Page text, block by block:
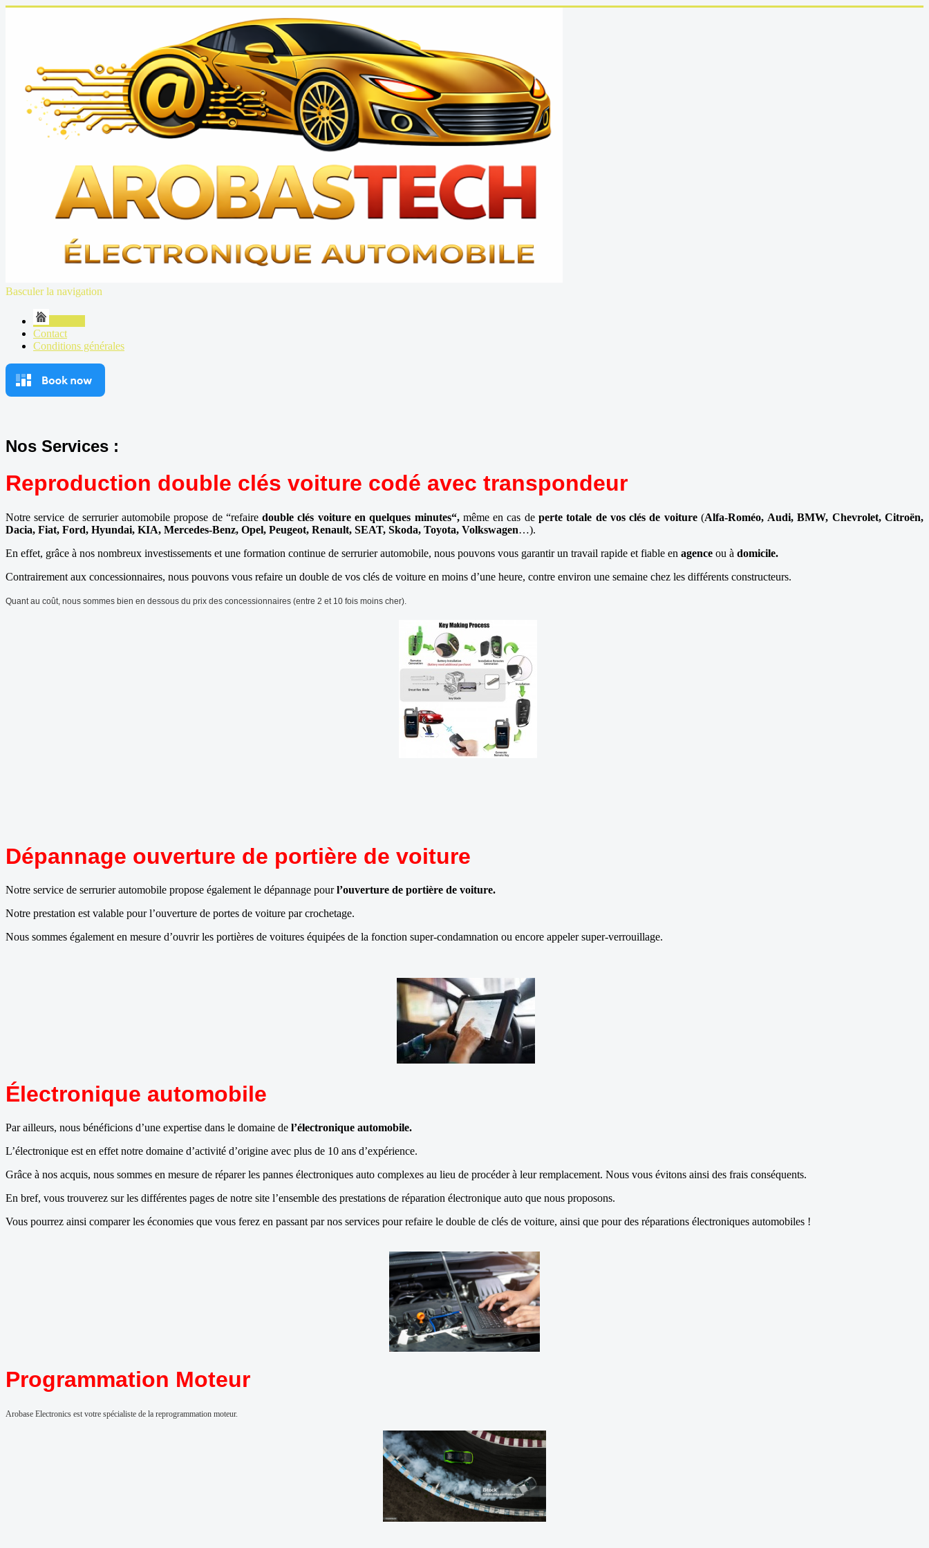
Basculer la navigation
Contact
Conditions générales
Nos Services :
Reproduction double clés voiture codé avec transpondeur
Notre service de serrurier automobile propose de “refairedouble clés voiture en quelques minutes“, même en cas de perte totale de vos clés de voiture(Alfa-Roméo, Audi, BMW, Chevrolet, Citroën,
Dacia, Fiat, Ford, Hyundai, KIA, Mercedes-Benz, Opel, Peugeot, Renault, SEAT, Skoda, Toyota, Volkswagen…).
En effet, grâce à nos nombreux investissements et une formation continue de serrurier automobile, nous pouvons vous garantir un travail rapide et fiable en agence ou à domicile.
Contrairement aux concessionnaires, nous pouvons vous refaire un double de vos clés de voiture en moins d’une heure, contre environ une semaine chez les différents constructeurs.
Quant au coût, nous sommes bien en dessous du prix des concessionnaires (entre 2 et 10 fois moins cher).
Dépannage ouverture de portière de voiture
Notre service de serrurier automobile propose également le dépannage pourl’ouverture de portière de voiture.
Notre prestation est valable pour l’ouverture de portes de voiture par crochetage.
Nous sommes également en mesure d’ouvrir les portières de voitures équipées de la fonction super-condamnation ou encore appeler super-verrouillage.
Électronique automobile
Par ailleurs, nous bénéficions d’une expertise dans le domaine de l’électronique automobile.
L’électronique est en effet notre domaine d’activité d’origine avec plus de 10 ans d’expérience.
Grâce à nos acquis, nous sommes en mesure de réparer les pannes électroniques auto complexes au lieu de procéder à leur remplacement. Nous vous évitons ainsi des frais conséquents.
En bref, vous trouverez sur les différentes pages de notre site l’ensemble des prestations de réparation électronique auto que nous proposons.
Vous pourrez ainsi comparer les économies que vous ferez en passant par nos services pour refaire le double de clés de voiture, ainsi que pour des réparations électroniques automobiles !
Programmation Moteur
Arobase Electronics est votre spécialiste de la reprogrammation moteur.